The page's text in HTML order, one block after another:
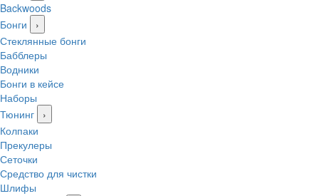
Backwoods
Бонги
›
Стеклянные бонги
Бабблеры
Водники
Бонги в кейсе
Наборы
Тюнинг
›
Колпаки
Прекулеры
Сеточки
Средство для чистки
Шлифы